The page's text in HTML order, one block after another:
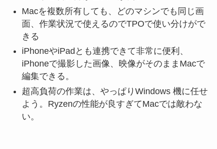
Macを複数所有しても、どのマシンでも同じ画
面、作業状況で使えるのでTPOで使い分けがで
きる
iPhoneやiPadとも連携できて非常に便利、
iPhoneで撮影した画像、映像がそのままMacで
編集できる。
超高負荷の作業は、やっぱりWindows 機に任せ
よう。Ryzenの性能が良すぎてMacでは敵わな
い。